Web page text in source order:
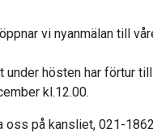
vi nyanmälan till
under hösten har förtur
kl.12.00.
på kansliet, 021-